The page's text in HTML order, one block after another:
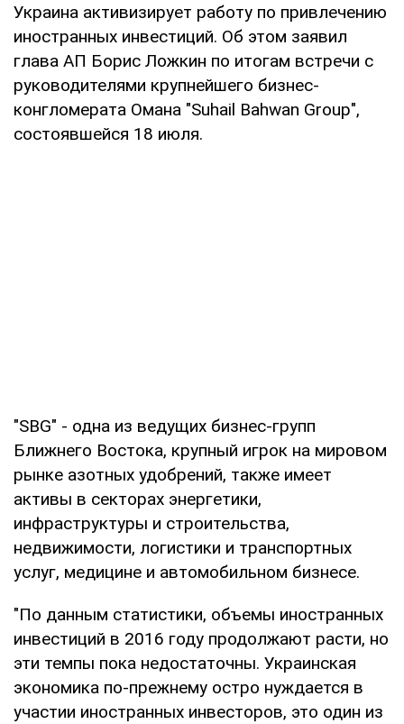
Украина активизирует работу по привлечению
иностранных инвестиций. Об этом заявил
глава АП Борис Ложкин по итогам встречи с
руководителями крупнейшего бизнес-
конгломерата Омана "Suhail Bahwan Group",
состоявшейся 18 июля.
"SBG" - одна из ведущих бизнес-групп
Ближнего Востока, крупный игрок на мировом
рынке азотных удобрений, также имеет
активы в секторах энергетики,
инфраструктуры и строительства,
недвижимости, логистики и транспортных
услуг, медицине и автомобильном бизнесе.
"По данным статистики, объемы иностранных
инвестиций в 2016 году продолжают расти, но
эти темпы пока недостаточны. Украинская
экономика по-прежнему остро нуждается в
участии иностранных инвесторов, это один из